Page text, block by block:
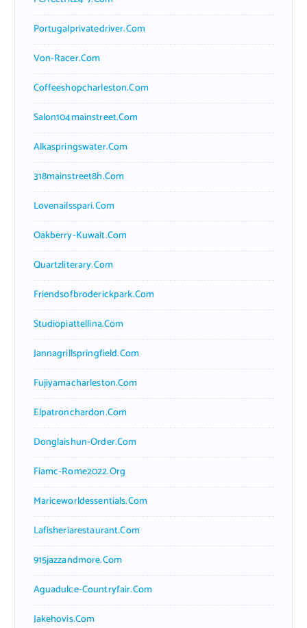
Portugalprivatedriver.com
Von-Racer.com
Coffeeshopcharleston.com
Salon104mainstreet.com
Alkaspringswater.com
318mainstreet8h.com
Lovenailsspari.com
Oakberry-Kuwait.com
Quartzliterary.com
Friendsofbroderickpark.com
Studiopiattellina.com
Jannagrillspringfield.com
Fujiyamacharleston.com
Elpatronchardon.com
Donglaishun-Order.com
Fiamc-Rome2022.org
Mariceworldessentials.com
Lafisheriarestaurant.com
915jazzandmore.com
Aguadulce-Countryfair.com
Jakehovis.com